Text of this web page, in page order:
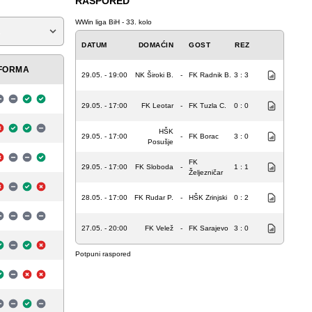
WWin liga BiH - 33. kolo
DATUM DOMAĆIN GOST REZ
29.05. - 19:00 NK Široki B. - FK Radnik B. 3 : 3
29.05. - 17:00 FK Leotar - FK Tuzla C. 0 : 0
29.05. - 17:00
HŠK
Posušje
- FK Borac 3 : 0
29.05. - 17:00 FK Sloboda -
FK
Željezničar
1 : 1
28.05. - 17:00 FK Rudar P. - HŠK Zrinjski 0 : 2
27.05. - 20:00 FK Velež - FK Sarajevo 3 : 0
Potpuni raspored